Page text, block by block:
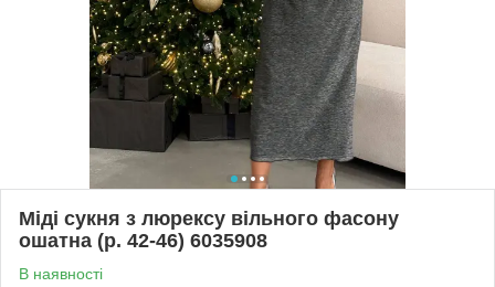
Міді сукня з люрексу вільного фасону
ошатна (р. 42-46) 6035908
В наявності